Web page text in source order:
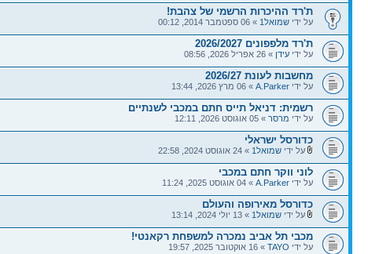
ת'רד ההיכרות הרשמי של צהבת!
על ידי שמואל1 » 06 ספטמבר 2014, 00:12
ת'רד מלפפונים 2026/2027
על ידי עידן » 26 אפריל 2026, 08:56
מחשבות לעונת 2026/27
על ידי A.Parker » 06 מרץ 2026, 13:44
רשמית: דניאל תייס חתם במכבי לשנתיים
על ידי מרסר » 05 אוגוסט 2026, 12:11
כדורסל ישראלי
על ידי שמואל1 » 24 אוגוסט 2024, 22:58
לוני ווקר חתם במכבי
על ידי A.Parker » 04 אוגוסט 2025, 11:24
כדורסל מאירופה והעולם
על ידי שמואל1 » 13 יולי 2024, 13:14
מכבי תל אביב נמכרה למשפחת רקאנטי!
על ידי TAYO » 16 אוקטובר 2025, 19:57